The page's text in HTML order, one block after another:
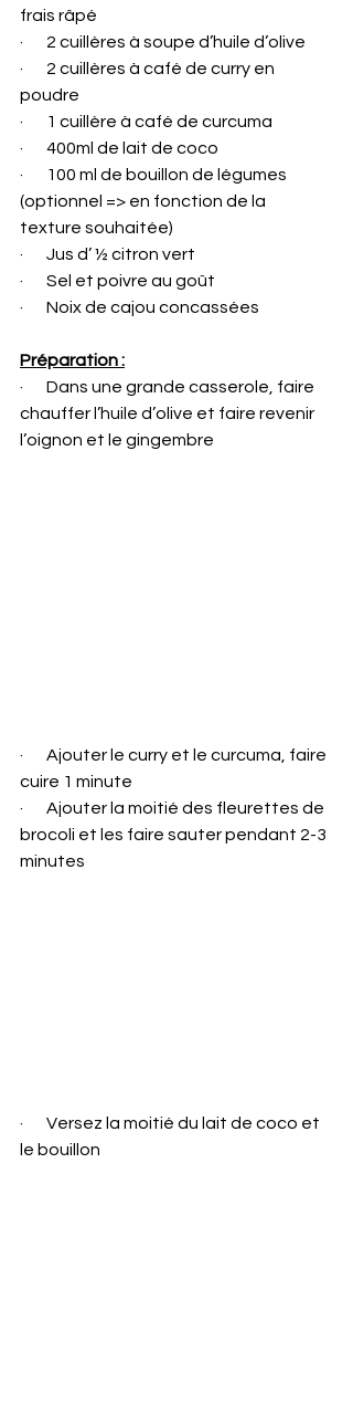
frais râpé
·       2 cuillères à soupe d’huile d’olive
·       2 cuillères à café de curry en
poudre
·       1 cuillère à café de curcuma
·       400ml de lait de coco
·       100 ml de bouillon de légumes
(optionnel => en fonction de la
texture souhaitée)
·       Jus d’ ½ citron vert
·       Sel et poivre au goût
·       Noix de cajou concassées
Préparation :
·       Dans une grande casserole, faire
chauffer l’huile d’olive et faire revenir
l’oignon et le gingembre
·       Ajouter le curry et le curcuma, faire
cuire 1 minute
·       Ajouter la moitié des fleurettes de
brocoli et les faire sauter pendant 2-3
minutes
·       Versez la moitié du lait de coco et
le bouillon